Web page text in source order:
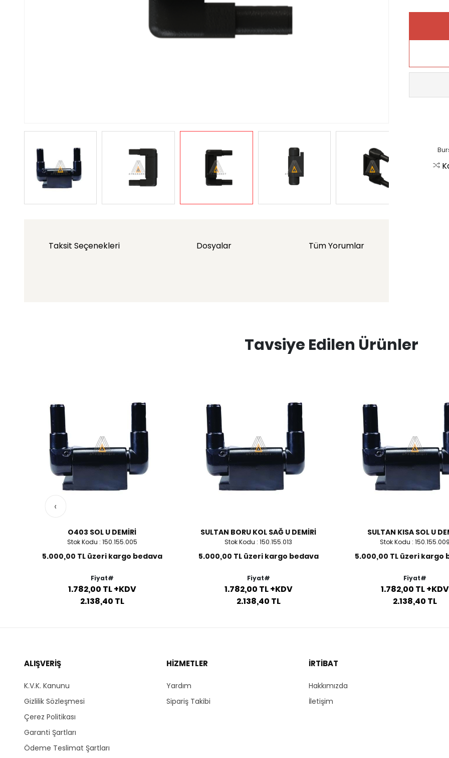
Taksit Seçenekleri Dosyalar Tüm Yorumlar
Tavsiye Edilen Ürünler
O403 SOL U DEMİRİ
Stok Kodu : 150.155.005
5.000,00 TL üzeri kargo bedava
Fiyat#
1.782,00 TL +KDV
2.138,40 TL
SULTAN BORU KOL SAĞ U DEMİRİ
Stok Kodu : 150.155.013
5.000,00 TL üzeri kargo bedava
Fiyat#
1.782,00 TL +KDV
2.138,40 TL
SULTAN KISA SOL U
Stok Kodu : 150.155.009
5.000,00 TL üzeri kargo
Fiyat#
1.782,00 TL +KDV
2.138,40 TL
‹
ALIŞVERİŞ
K.V.K. Kanunu
Gizlilik Sözleşmesi
Çerez Politikası
Garanti Şartları
Ödeme Teslimat Şartları
HİZMETLER
Yardım
Sipariş Takibi
İRTİBAT
Hakkımızda
İletişim